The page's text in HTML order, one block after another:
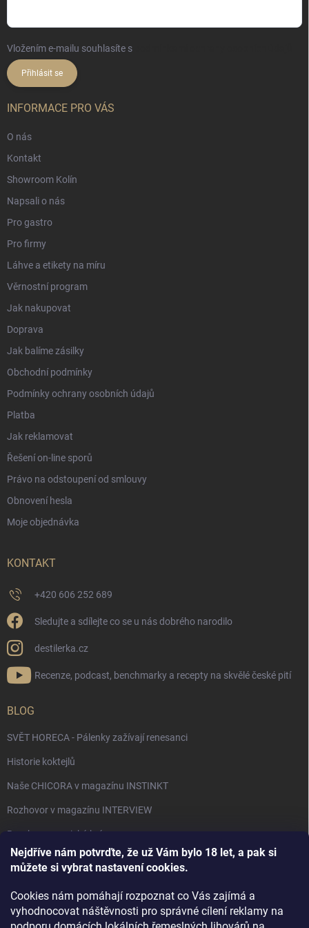
Nejdříve nám potvrďte, že už Vám bylo 18 let, a pak si
můžete si vybrat nastavení cookies.
Cookies nám pomáhají rozpoznat co Vás zajímá a
vyhodnocovat náštěvnosti pro správné cílení reklamy na
Vložením e-mailu souhlasíte s
Přihlásit se
INFORMACE PRO VÁS
O nás
Kontakt
Showroom Kolín
Napsali o nás
Pro gastro
Pro firmy
Láhve a etikety na míru
Věrnostní program
Jak nakupovat
Doprava
Jak balíme zásilky
Obchodní podmínky
Podmínky ochrany osobních údajů
Platba
Jak reklamovat
Řešení on-line sporů
Právo na odstoupení od smlouvy
Obnovení hesla
Moje objednávka
KONTAKT
+420 606 252 689
Sledujte a sdílejte co se u nás dobrého narodilo
destilerka.cz
Recenze, podcast, benchmarky a recepty na skvělé české pití
BLOG
SVĚT HORECA - Pálenky zažívají renesanci
Historie koktejlů
Naše CHICORA v magazínu INSTINKT
Rozhovor v magazínu INTERVIEW
Bourbon, americká krása.
Napsali v TÝDNU o naší práci
Rozhovor s DESTILERKA.CZ v magazínu DRINKING-CAT